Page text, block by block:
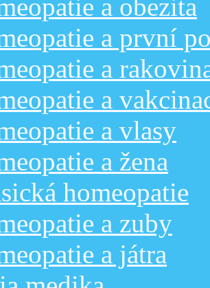
a obezita
a první
a
a
a vlasy
a žena
homeopatie
a zuby
a játra